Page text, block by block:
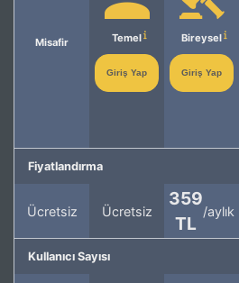
Misafir Temel
Giriş Yap
Bireysel
Giriş Yap
Fiyatlandırma
Ücretsiz Ücretsiz
359
TL
/aylık
Kullanıcı Sayısı